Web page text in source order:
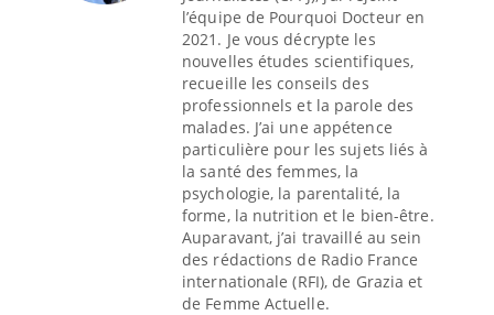
l’équipe de Pourquoi Docteur en
2021. Je vous décrypte les
nouvelles études scientifiques,
recueille les conseils des
professionnels et la parole des
malades. J’ai une appétence
particulière pour les sujets liés à
la santé des femmes, la
psychologie, la parentalité, la
forme, la nutrition et le bien-être.
Auparavant, j’ai travaillé au sein
des rédactions de Radio France
internationale (RFI), de Grazia et
de Femme Actuelle.